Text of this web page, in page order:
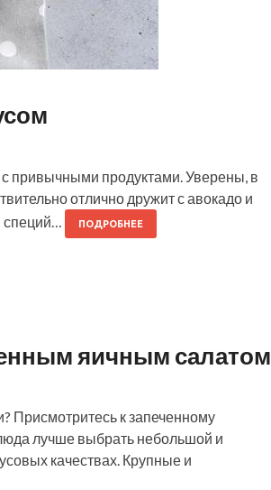
привычными продуктами. Уверены, в
отлично дружит с авокадо и
специй…
ПОДРОБНЕЕ
яичным салатом
Присмотритесь к запеченному
лучше выбрать небольшой и
качествах. Крупные и